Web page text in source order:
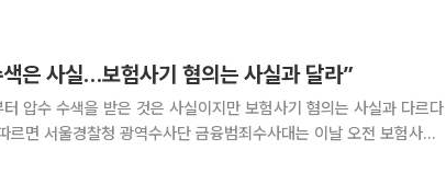
은 사실…보험사기 혐의는 사실과 달라”
압수 수색을 받은 것은 사실이지만 보험사기 혐의는 사실과 다르다